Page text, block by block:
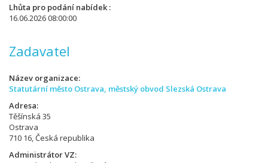
Lhůta pro podání nabídek
16.06.2026 08:00:00
Zadavatel
Název organizace
Statutární město Ostrava, městský obvod Slezská Ostrava
Adresa
Těšínská 35
Ostrava
710 16, Česká republika
Administrátor VZ